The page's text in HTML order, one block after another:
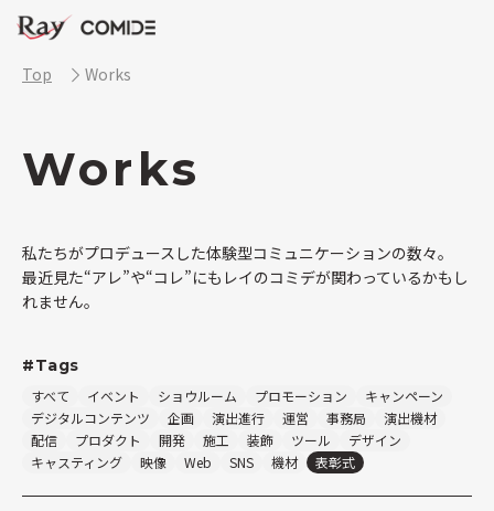
Top Works
Works
私たちがプロデュースした体験型コミュニケーションの数々。
最近見た“アレ”や“コレ”にもレイのコミデが関わっているかもし
れません。
#Tags
すべて イベント ショウルーム プロモーション
キャンペーン
デジタルコンテンツ
企画 演出進行 運営 事務局
演出機材
配信
プロダクト 開発 施工 装飾 ツール
デザイン
キャスティング
映像 Web SNS 機材 表彰式